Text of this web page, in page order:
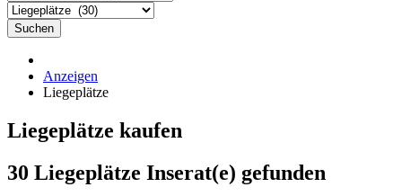
Suchen
Anzeigen
Liegeplätze
Liegeplätze kaufen
30 Liegeplätze Inserat(e) gefunden